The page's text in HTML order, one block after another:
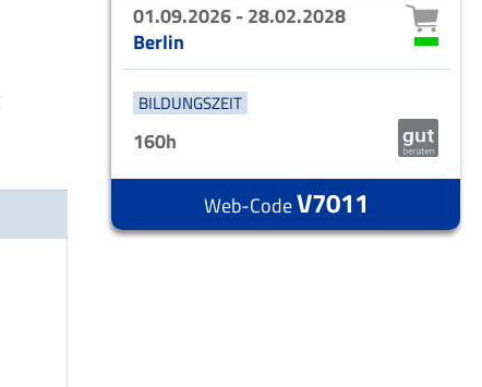
01.09.2026 - 28.02.2028
Berlin
BILDUNGSZEIT
160h
Web-CodeV7011